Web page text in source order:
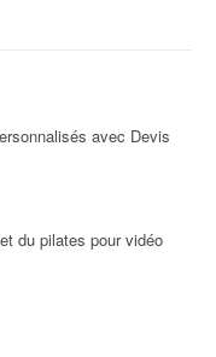
avec Devis
du pilates pour vidéo